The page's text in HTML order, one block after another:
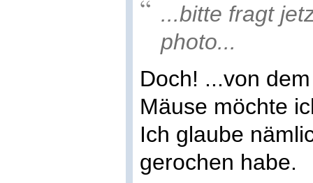
...bitte fragt
photo...
Doch! ...von
Mäuse möchte
Ich glaube
gerochen habe.